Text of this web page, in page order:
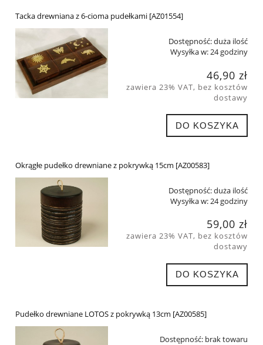
Tacka drewniana z 6-cioma pudełkami [AZ01554]
Dostępność:duża ilość
Wysyłka w:24 godziny
46,90 zł
zawiera 23% VAT, bez kosztów
dostawy
DO KOSZYKA
Okrągłe pudełko drewniane z pokrywką 15cm [AZ00583]
Dostępność:duża ilość
Wysyłka w: 24 godziny
59,00 zł
zawiera 23% VAT, bez kosztów
dostawy
DO KOSZYKA
Pudełko drewniane LOTOS z pokrywką 13cm [AZ00585]
Dostępność: brak towaru